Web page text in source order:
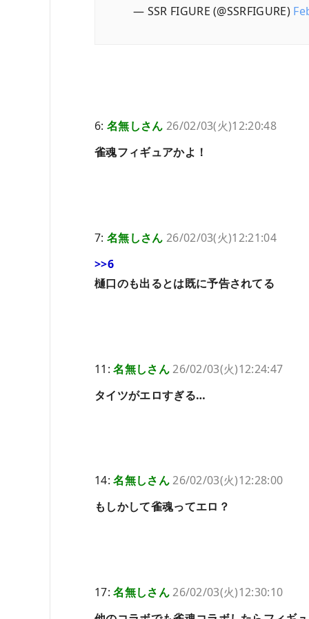
— SSR FIGURE (@SSRFIGURE)
6: 名無しさん 26/02/03(火)12:20:48
雀魂フィギュアかよ！
7: 名無しさん 26/02/03(火)12:21:04
>>6
樋口のも出るとは既に予告されてる
11:名無しさん26/02/03(火)12:24:47
タイツがエロすぎる…
14:名無しさん26/02/03(火)12:28:00
もしかして雀魂ってエロ？
17:名無しさん26/02/03(火)12:30:10